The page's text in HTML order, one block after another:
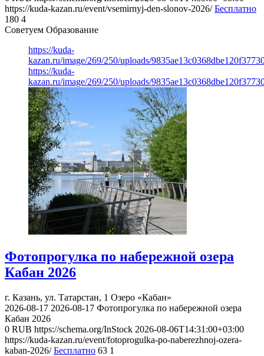
https://kuda-kazan.ru/event/vsemirnyj-den-slonov-2026/ Бесплатно
180 4
Советуем Образование
https://kuda-
kazan.ru/image/269/250/uploads/
https://kuda-
kazan.ru/image/269/250/uploads/
Фотопрогулка по набережной озера
Кабан 2026
г. Казань, ул. Татарстан, 1 Озеро «Кабан»
2026-08-17 2026-08-17 Фотопрогулка по набережной озера
Кабан 2026
0 RUB https://schema.org/InStock 2026-08-06T14:31:00+03:00
https://kuda-kazan.ru/event/fotoprogulka-po-naberezhnoj-ozera-
kaban-2026/ Бесплатно 63 1